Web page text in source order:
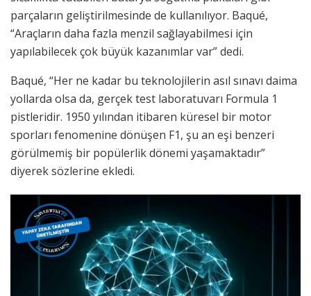
parçaların geliştirilmesinde de kullanılıyor. Baqué,
“Araçların daha fazla menzil sağlayabilmesi için
yapılabilecek çok büyük kazanımlar var” dedi.
Baqué, “Her ne kadar bu teknolojilerin asıl sınavı daima
yollarda olsa da, gerçek test laboratuvarı Formula 1
pistleridir. 1950 yılından itibaren küresel bir motor
sporları fenomenine dönüşen F1, şu an eşi benzeri
görülmemiş bir popülerlik dönemi yaşamaktadır”
diyerek sözlerine ekledi.